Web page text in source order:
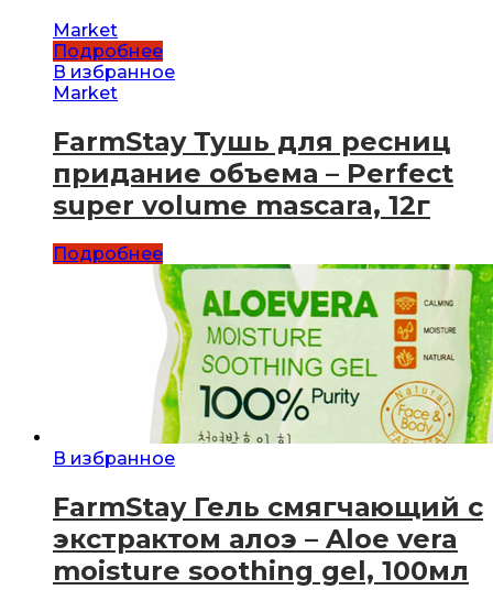
Market
Подробнее
В избранное
Market
FarmStay Тушь для ресниц
придание объема – Perfect
super volume mascara, 12г
Подробнее
В избранное
FarmStay Гель смягчающий с
экстрактом алоэ – Aloe vera
moisture soothing gel, 100мл